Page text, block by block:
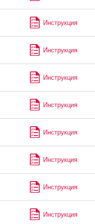
Инструкция
Инструкция
Инструкция
Инструкция
Инструкция
Инструкция
Инструкция
Инструкция